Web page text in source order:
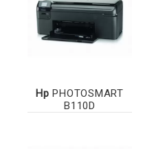
Hp PHOTOSMART
B110D